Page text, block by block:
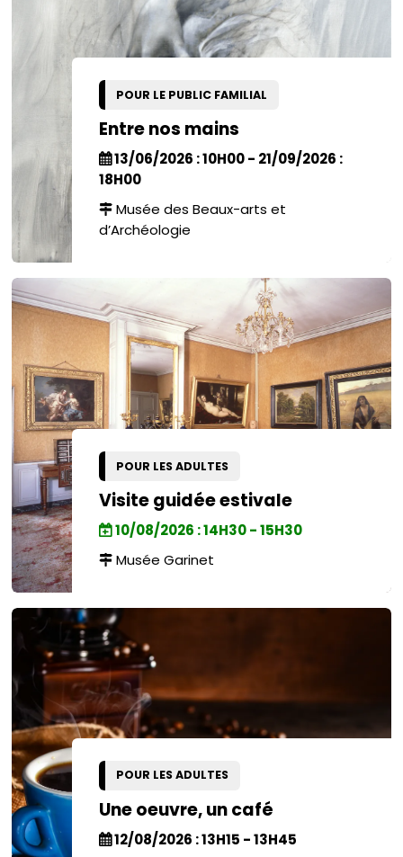
POUR LE PUBLIC FAMILIAL
Entre nos mains
13/06/2026 : 10H00 - 21/09/2026 :
18H00
Musée des Beaux-arts et
d’Archéologie
POUR LES ADULTES
Visite guidée estivale
10/08/2026 : 14H30 - 15H30
Musée Garinet
POUR LES ADULTES
Une oeuvre, un café
12/08/2026 : 13H15 - 13H45